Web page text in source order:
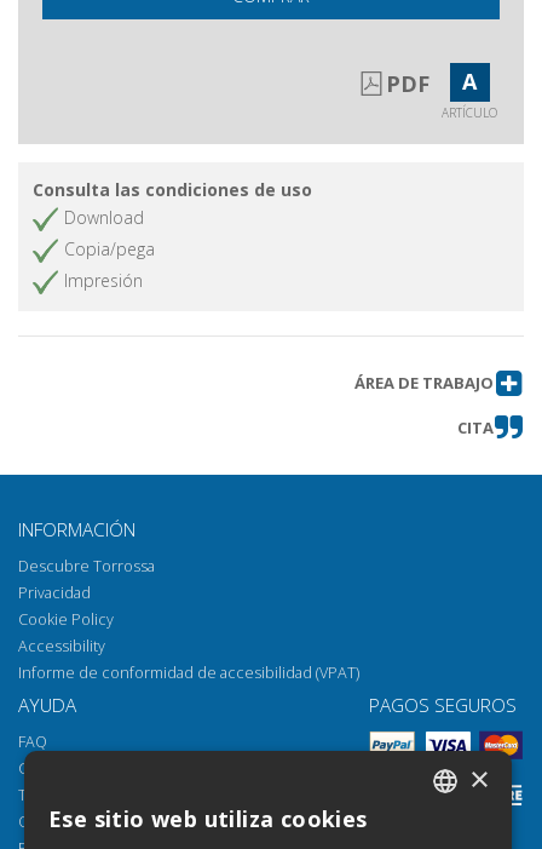
PDF A
ARTÍCULO
Consulta las condiciones de uso
Download
Copia/pega
Impresión
ÁREA DE TRABAJO
CITA
INFORMACIÓN
Descubre Torrossa
Privacidad
Cookie Policy
Accessibility
Informe de conformidad de accesibilidad (VPAT)
AYUDA
FAQ
Cómo abrir los archivos
Torrossa Reader
Opciones de acceso
PAGOS SEGUROS
×
Ese sitio web utiliza cookies